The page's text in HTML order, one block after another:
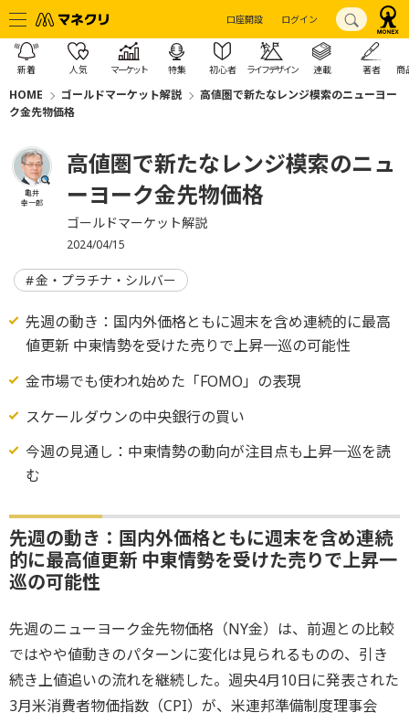
口座開設 ログイン
新着 人気 マーケット 特集 初心者 ライフデザイン 連載 著者 商
HOME ゴールドマーケット解説
高値圏で新たなレンジ模索のニューヨー
ク金先物価格
亀井
幸一郎
高値圏で新たなレンジ模索のニュ
ーヨーク金先物価格
ゴールドマーケット解説
2024/04/15
金・プラチナ・シルバー
先週の動き：国内外価格ともに週末を含め連続的に最高
値更新 中東情勢を受けた売りで上昇一巡の可能性
金市場でも使われ始めた「FOMO」の表現
スケールダウンの中央銀行の買い
今週の見通し：中東情勢の動向が注目点も上昇一巡を読
む
先週の動き：国内外価格ともに週末を含め連続
的に最高値更新 中東情勢を受けた売りで上昇一
巡の可能性
先週のニューヨーク金先物価格（NY金）は、前週との比較
ではやや値動きのパターンに変化は見られるものの、引き
続き上値追いの流れを継続した。週央4月10日に発表された
3月米消費者物価指数（CPI）が、米連邦準備制度理事会